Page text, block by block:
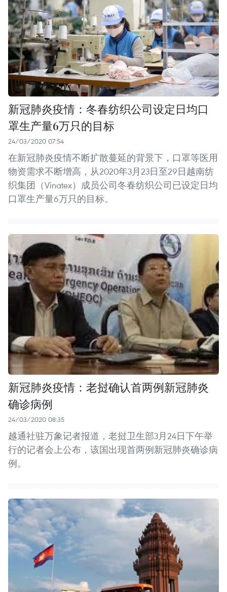
新冠肺炎疫情：冬春纺织公司设定日均口
罩生产量6万只的目标
24/03/2020 07:54
在新冠肺炎疫情不断扩散蔓延的背景下，口罩等医用
物资需求不断增高，从2020年3月23日至29日越南纺
织集团（Vinatex）成员公司冬春纺织公司已设定日均
口罩生产量6万只的目标。
新冠肺炎疫情：老挝确认首两例新冠肺炎
确诊病例
24/03/2020 08:35
越通社驻万象记者报道，老挝卫生部3月24日下午举
行的记者会上公布，该国出现首两例新冠肺炎确诊病
例。